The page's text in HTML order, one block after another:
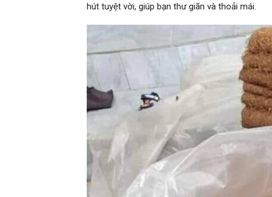
hút tuyệt vời, giúp bạn thư giãn và thoải mái.